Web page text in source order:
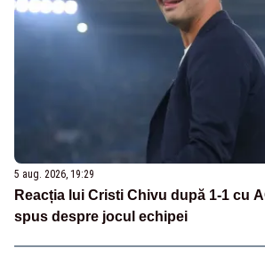
5 aug. 2026, 19:29
Reacția lui Cristi Chivu după 1-1 cu
spus despre jocul echipei